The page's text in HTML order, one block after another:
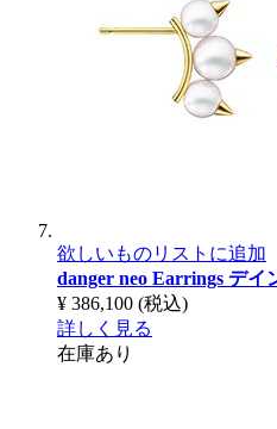
欲しいものリストに追加
danger neo Earrings デイ
¥ 386,100 (税込)
詳しく見る
在庫あり